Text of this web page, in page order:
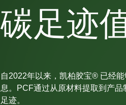
碳足迹
自2022年以来，凯柏胶宝® 已经
息。PCF通过从原材料提取到产
足迹。